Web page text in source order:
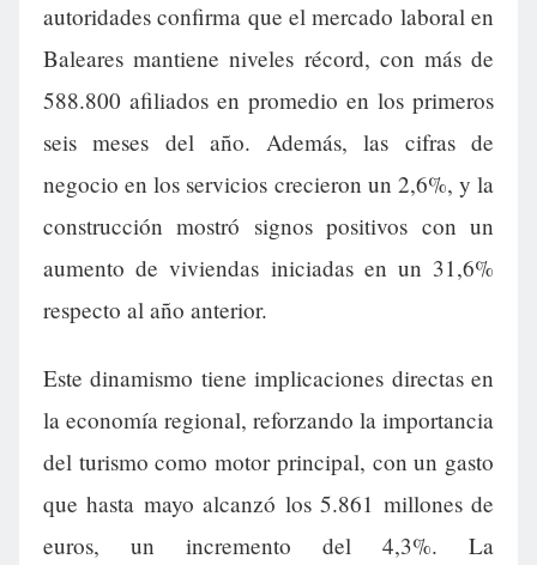
autoridades confirma que el mercado laboral en
Baleares mantiene niveles récord, con más de
588.800 afiliados en promedio en los primeros
seis meses del año. Además, las cifras de
negocio en los servicios crecieron un 2,6%, y la
construcción mostró signos positivos con un
aumento de viviendas iniciadas en un 31,6%
respecto al año anterior.
Este dinamismo tiene implicaciones directas en
la economía regional, reforzando la importancia
del turismo como motor principal, con un gasto
que hasta mayo alcanzó los 5.861 millones de
euros, un incremento del 4,3%. La